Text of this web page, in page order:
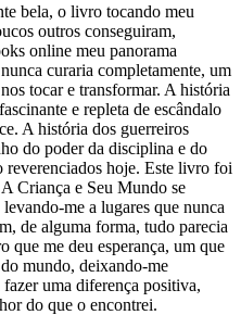
bela, o livro tocando meu
outros conseguiram,
online meu panorama
curaria completamente, um
tocar e transformar. A história
e repleta de escândalo
A história dos guerreiros
do poder da disciplina e do
reverenciados hoje. Este livro foi
Criança e Seu Mundo se
me a lugares que nunca
de alguma forma, tudo parecia
que me deu esperança, um que
mundo, deixando-me
uma diferença positiva,
do que o encontrei.